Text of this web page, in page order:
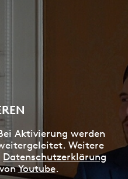
Aktivierung werden
Weitere
Datenschutzerklärung
Youtube.